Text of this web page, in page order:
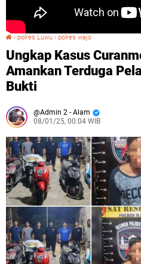
› polres Luwu › polres wajo
Ungkap Kasus
Amankan Terduga
Bukti
Admin 2 - Alam
08/01/25, 00:04 WIB